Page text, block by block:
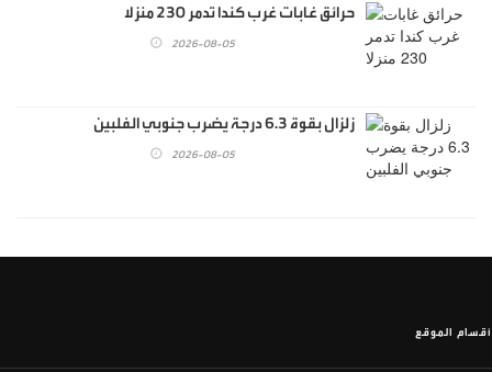
حرائق غابات غرب كندا تدمر 230 منزلا
2026-08-05
زلزال بقوة 6.3 درجة يضرب جنوبي الفلبين
2026-08-05
أقسام الموقع